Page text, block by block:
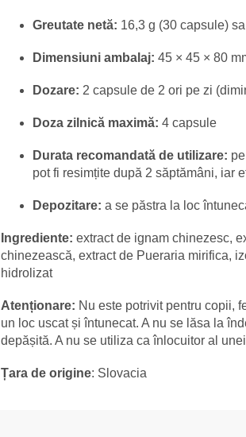
Greutate netă: 16,3 g (30 capsule)
Dimensiuni ambalaj: 45 × 45 × 80
Dozare: 2 capsule de 2 ori pe zi
Doza zilnică maximă: 4 capsule
Durata recomandată de utilizare:
pot fi resimțite după 2 săptămâni, iar
Depozitare: a se păstra la loc
Ingrediente: extract de ignam chinezesc,
chinezească, extract de Pueraria mirifica,
hidrolizat
Atenționare: Nu este potrivit pentru copii,
un loc uscat și întunecat. A nu se lăsa la
depășită. A nu se utiliza ca înlocuitor al
Țara de origine: Slovacia